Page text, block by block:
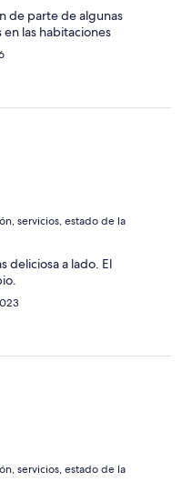
de parte de algunas
las habitaciones
servicios, estado de la
deliciosa a lado. El
servicios, estado de la